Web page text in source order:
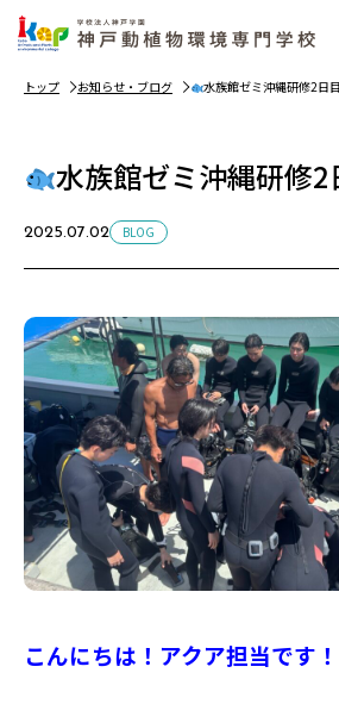
トップ お知らせ・ブログ 水族館ゼミ沖縄研修2日目
水族館ゼミ沖縄研修2
2025.07.02 BLOG
こんにちは！アクア担当です！